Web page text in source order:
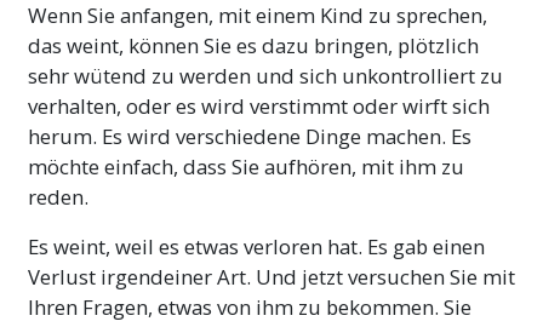
Wenn Sie anfangen, mit einem Kind zu sprechen,
das weint, können Sie es dazu bringen, plötzlich
sehr wütend zu werden und sich unkontrolliert zu
verhalten, oder es wird verstimmt oder wirft sich
herum. Es wird verschiedene Dinge machen. Es
möchte einfach, dass Sie aufhören, mit ihm zu
reden.
Es weint, weil es etwas verloren hat. Es gab einen
Verlust irgendeiner Art. Und jetzt versuchen Sie mit
Ihren Fragen, etwas von ihm zu bekommen. Sie